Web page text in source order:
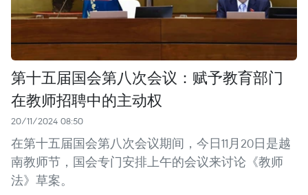
第十五届国会第八次会议：赋予教育部门
在教师招聘中的主动权
20/11/2024 08:50
在第十五届国会第八次会议期间，今日11月20日是越
南教师节，国会专门安排上午的会议来讨论《教师
法》草案。